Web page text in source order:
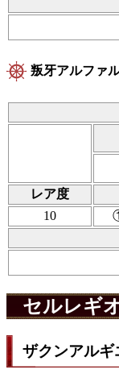
叛牙アルファ
レア度
10
セルレギ
ザクンアルギ